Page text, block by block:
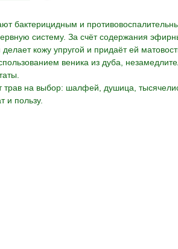
бактерицидным и
систему. За счёт содержания
кожу упругой и придаёт ей
веника из дуба,
трав на выбор: шалфей, душица,
и пользу.